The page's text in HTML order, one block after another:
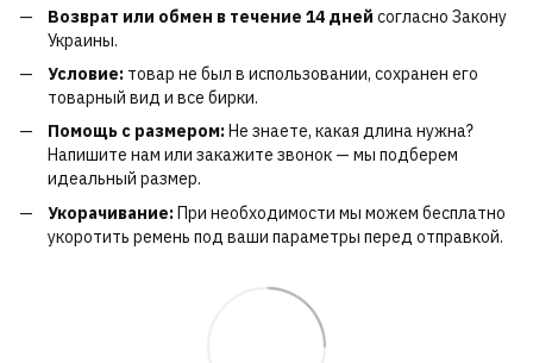
Возврат или обмен в течение 14 дней согласно Закону
Украины.
Условие: товар не был в использовании, сохранен его
товарный вид и все бирки.
Помощь с размером: Не знаете, какая длина нужна?
Напишите нам или закажите звонок — мы подберем
идеальный размер.
Укорачивание:При необходимости мы можем бесплатно
укоротить ремень под ваши параметры перед отправкой.